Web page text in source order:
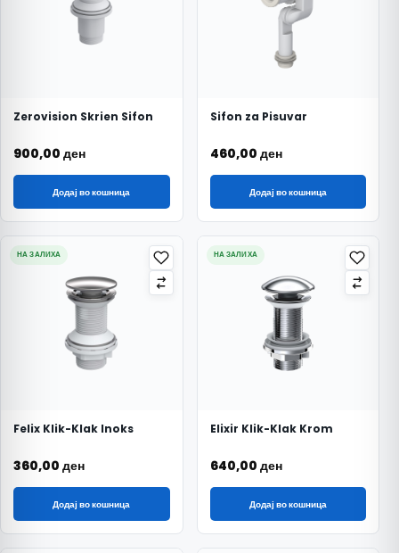
Zerovision Skrien Sifon
900,00 ден
Додај во кошница
Sifon za Pisuvar
460,00 ден
Додај во кошница
НА ЗАЛИХА
Felix Klik-Klak Inoks
360,00 ден
Додај во кошница
НА ЗАЛИХА
Elixir Klik-Klak Krom
640,00 ден
Додај во кошница